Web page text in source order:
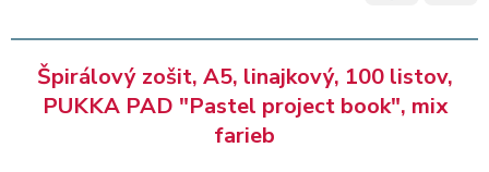
Špirálový zošit, A5, linajkový, 100 listov,
PUKKA PAD "Pastel project book", mix
farieb